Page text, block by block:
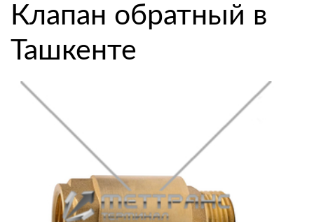
Клапан обратный в
Ташкенте